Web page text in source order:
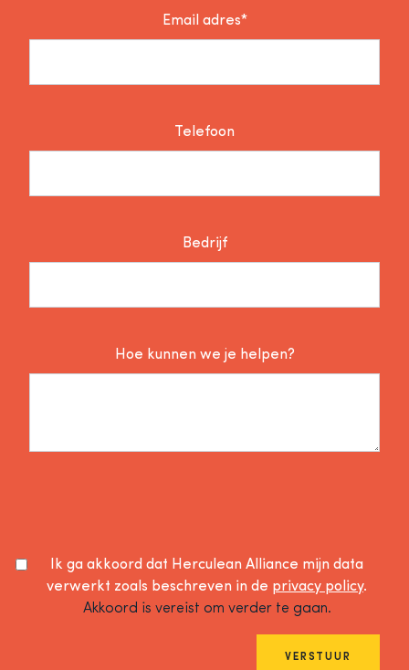
Email adres*
Telefoon
Bedrijf
Hoe kunnen we je helpen?
Ik ga akkoord dat Herculean Alliance mijn data
verwerkt zoals beschreven in de privacy policy.
Akkoord is vereist om verder te gaan.
VERSTUUR